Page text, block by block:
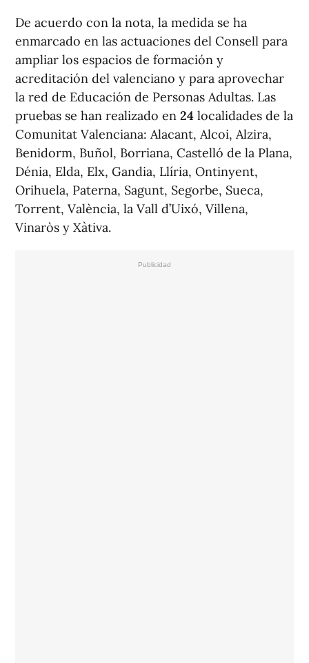
De acuerdo con la nota, la medida se ha
enmarcado en las actuaciones del Consell para
ampliar los espacios de formación y
acreditación del valenciano y para aprovechar
la red de Educación de Personas Adultas. Las
pruebas se han realizado en 24 localidades de la
Comunitat Valenciana: Alacant, Alcoi, Alzira,
Benidorm, Buñol, Borriana, Castelló de la Plana,
Dénia, Elda, Elx, Gandia, Llíria, Ontinyent,
Orihuela, Paterna, Sagunt, Segorbe, Sueca,
Torrent, València, la Vall d’Uixó, Villena,
Vinaròs y Xàtiva.